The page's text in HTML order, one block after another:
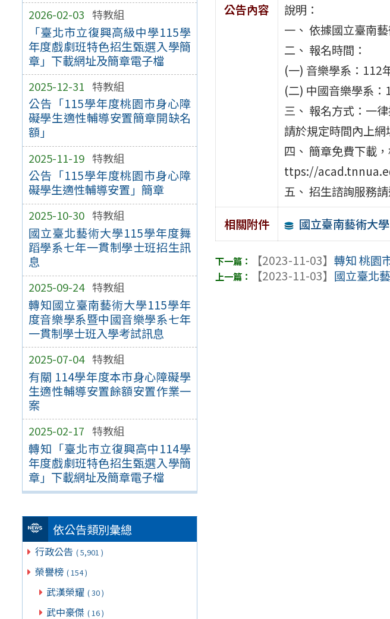
2026-02-03 特教組
「臺北市立復興高級中學115學
年度戲劇班特色招生甄選入學簡
章」下載網址及簡章電子檔
2025-12-31 特教組
公告「115學年度桃園市身心障
礙學生適性輔導安置簡章開缺名
額」
2025-11-19 特教組
公告「115學年度桃園市身心障
礙學生適性輔導安置」簡章
2025-10-30 特教組
國立臺北藝術大學115學年度舞
蹈學系七年一貫制學士班招生訊
息
2025-09-24 特教組
轉知國立臺南藝術大學115學年
度音樂學系暨中國音樂學系七年
一貫制學士班入學考試訊息
2025-07-04 特教組
有關 114學年度本市身心障礙學
生適性輔導安置餘額安置作業一
案
2025-02-17 特教組
轉知「臺北市立復興高中114學
年度戲劇班特色招生甄選入學簡
章」下載網址及簡章電子檔
依公告類別彙總
行政公告 ( 5,901 )
榮譽榜 ( 154 )
武漢榮耀 ( 30 )
武中豪傑 ( 16 )
公告內容
說明：
一、 依據國立臺南
二、 報名時間：
(一) 音樂學系：112
(二) 中國音樂學系
三、 報名方式：一
請於規定時間內上
四、 簡章免費下載
ttps://
五、 招生諮詢服務
相關附件
國立臺南藝術大
【2023-11-03】轉知 桃園
【2023-11-03】 國立臺北